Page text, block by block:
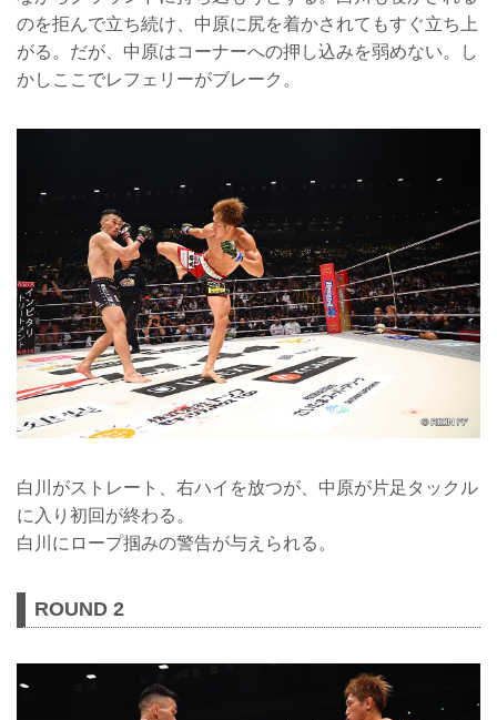
のを拒んで立ち続け、中原に尻を着かされてもすぐ立ち上
がる。だが、中原はコーナーへの押し込みを弱めない。し
かしここでレフェリーがブレーク。
白川がストレート、右ハイを放つが、中原が片足タックル
に入り初回が終わる。
白川にロープ掴みの警告が与えられる。
ROUND 2